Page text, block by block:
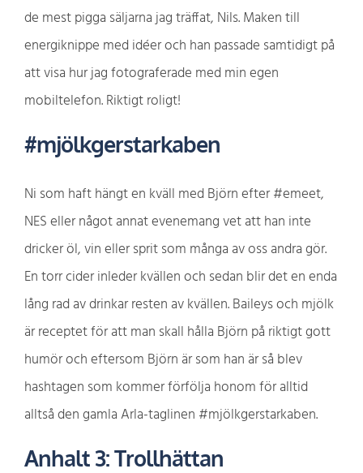
de mest pigga säljarna jag träffat, Nils. Maken till
energiknippe med idéer och han passade samtidigt på
att visa hur jag fotograferade med min egen
mobiltelefon. Riktigt roligt!
#mjölkgerstarkaben
Ni som haft hängt en kväll med Björn efter #emeet,
NES eller något annat evenemang vet att han inte
dricker öl, vin eller sprit som många av oss andra gör.
En torr cider inleder kvällen och sedan blir det en enda
lång rad av drinkar resten av kvällen. Baileys och mjölk
är receptet för att man skall hålla Björn på riktigt gott
humör och eftersom Björn är som han är så blev
hashtagen som kommer förfölja honom för alltid
alltså den gamla Arla-taglinen #mjölkgerstarkaben.
Anhalt 3: Trollhättan